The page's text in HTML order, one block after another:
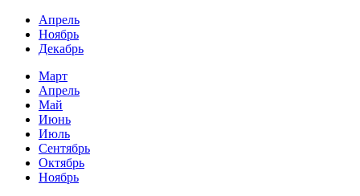
Апрель
Ноябрь
Декабрь
Март
Апрель
Май
Июнь
Июль
Сентябрь
Октябрь
Ноябрь